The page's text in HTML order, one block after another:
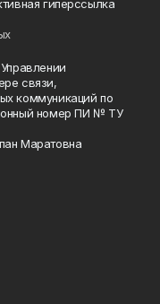
гиперссылка
связи,
коммуникаций по
номер ПИ № ТУ
Маратовна